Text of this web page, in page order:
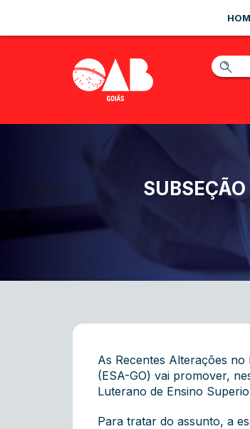
As Recentes Alterações no
(ESA-GO) vai promover,
Luterano de Ensino
Para tratar do assunto, a